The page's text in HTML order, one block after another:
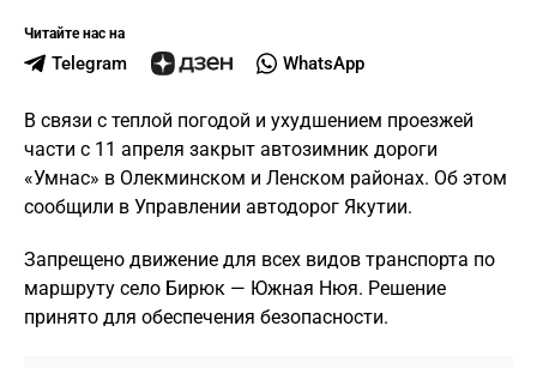
Читайте нас на
Telegram WhatsApp
В связи с теплой погодой и ухудшением проезжей
части с 11 апреля закрыт автозимник дороги
«Умнас» в Олекминском и Ленском районах. Об этом
сообщили в Управлении автодорог Якутии.
Запрещено движение для всех видов транспорта по
маршруту село Бирюк — Южная Нюя. Решение
принято для обеспечения безопасности.